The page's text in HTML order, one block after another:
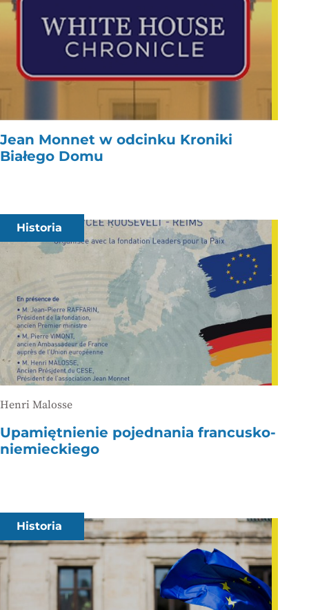
Jean Monnet w odcinku Kroniki
Białego Domu
Historia
Henri Malosse
Upamiętnienie pojednania francusko-
niemieckiego
Historia